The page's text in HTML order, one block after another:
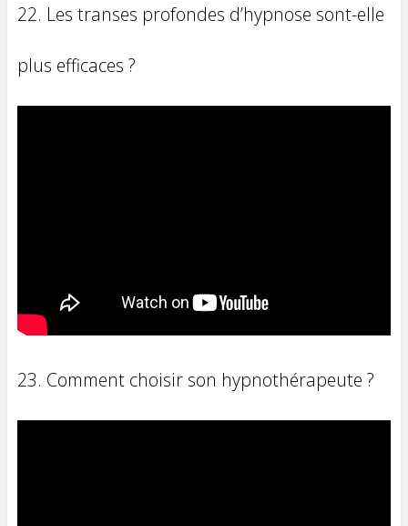
22. Les transes profondes d’hypnose sont-elle
plus efficaces ?
23. Comment choisir son hypnothérapeute ?